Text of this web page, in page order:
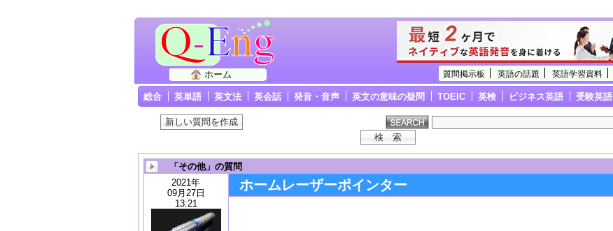
質問掲示板 英語の話題 英語学習資料
ホーム
総合 英単語 英文法 英会話 発音・音声 英文の意味の疑問 TOEIC 英検 ビジネス英語 受験英語
「その他」の質問
2021年
09月27日
13:21
ホームレーザーポインター